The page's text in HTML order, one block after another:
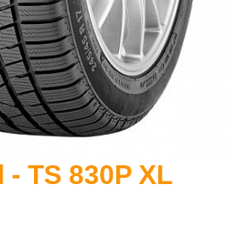
TS 830P XL